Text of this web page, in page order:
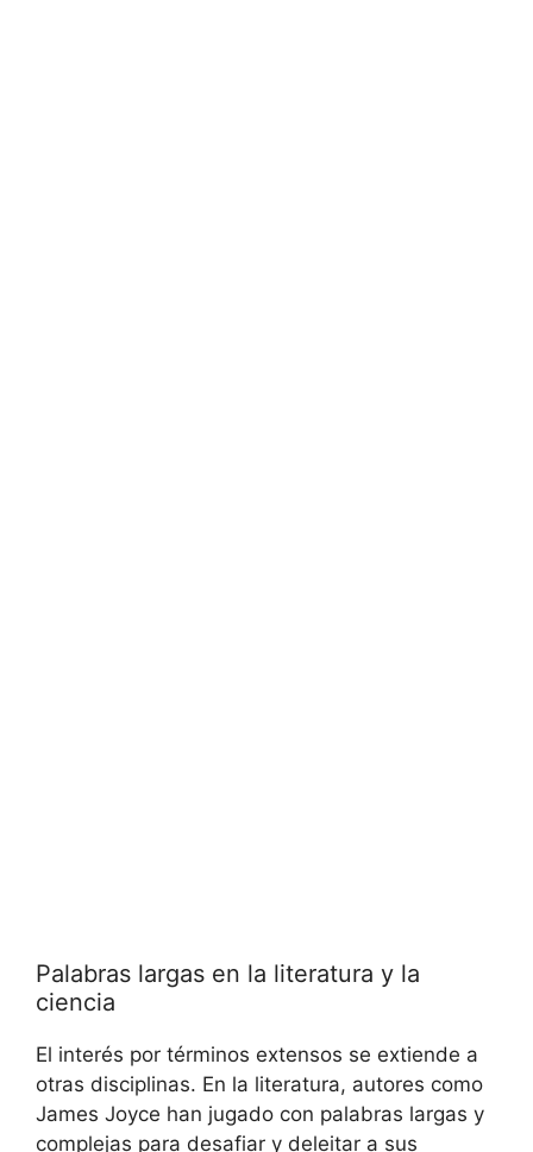
Palabras largas en la literatura y la
ciencia
El interés por términos extensos se extiende a
otras disciplinas. En la literatura, autores como
James Joyce han jugado con palabras largas y
complejas para desafiar y deleitar a sus